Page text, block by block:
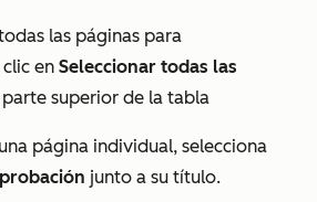
las páginas para
en Seleccionar todas las
parte superior de la tabla
página individual, selecciona
junto a su título.